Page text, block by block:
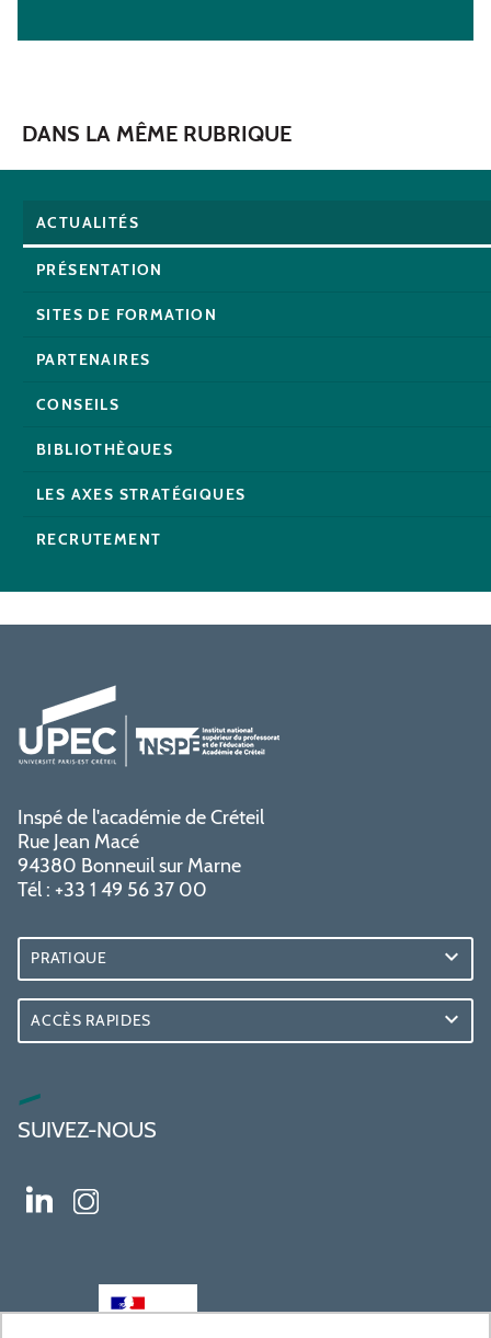
DANS LA MÊME RUBRIQUE
ACTUALITÉS
PRÉSENTATION
SITES DE FORMATION
PARTENAIRES
CONSEILS
BIBLIOTHÈQUES
LES AXES STRATÉGIQUES
RECRUTEMENT
Inspé de l'académie de Créteil
Rue Jean Macé
94380 Bonneuil sur Marne
Tél : +33 1 49 56 37 00
PRATIQUE
ACCÈS RAPIDES
SUIVEZ-NOUS